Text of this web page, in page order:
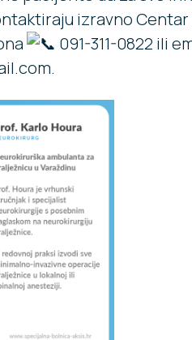
izravnoCentar
091-311-0822 ili